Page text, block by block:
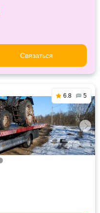
Связаться
6.8 5